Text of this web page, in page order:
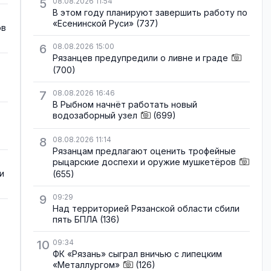
5
В этом году планируют завершить работу по
«Есенинской Руси» (737)
6 08.08.2026 15:00
Рязанцев предупредили о ливне и граде
(700)
7 08.08.2026 16:46
В Рыбном начнёт работать новый
водозаборный узел
(699)
8 08.08.2026 11:14
Рязанцам предлагают оценить трофейные
рыцарские доспехи и оружие мушкетёров
(655)
9 09:29
Над территорией Рязанской области сбили
пять БПЛА (136)
10 09:34
ФК «Рязань» сыграл вничью с липецким
«Металлургом»
(126)